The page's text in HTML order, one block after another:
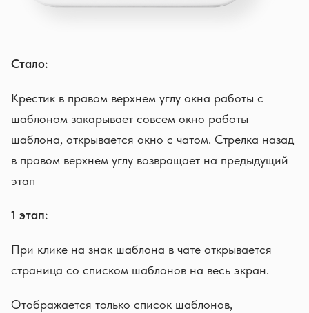
Стало:
Крестик в правом верхнем углу окна работы с
шаблоном закарывает совсем окно работы
шаблона, открывается окно с чатом. Стрелка назад
в правом верхнем углу возвращает на предыдущий
этап
1 этап:
При клике на знак шаблона в чате открывается
страница со списком шаблонов на весь экран.
Отображается только список шаблонов,